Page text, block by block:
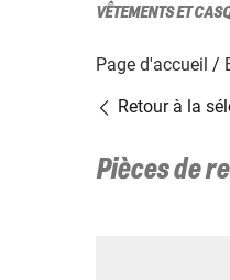
VÊTEMENTS ET
Page d'accueil
Retour à la
Pièces de